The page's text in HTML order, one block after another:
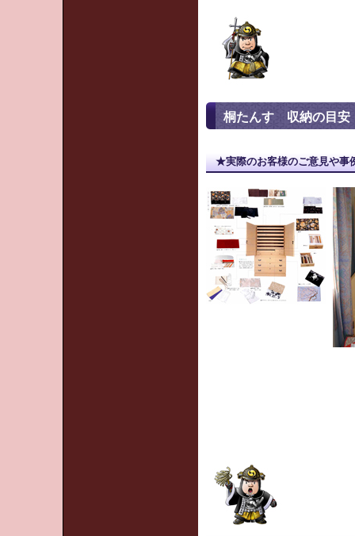
桐たんす 収納の目安
★実際のお客様のご意見や事